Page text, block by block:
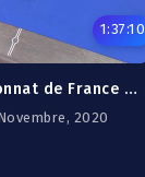
1:37:10
2010 Finale du championnat de France de billard carambole - jeu de la libre
2020